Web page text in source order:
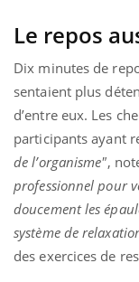
Le repos
Dix minutes de
sentaient plus
d’entre eux. Les
participants ayant
de l’organisme",
professionnel pour
doucement les
système de
des exercices de